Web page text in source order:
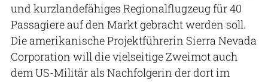
und kurzlandefähiges Regionalflugzeug für 40
Passagiere auf den Markt gebracht werden soll.
Die amerikanische Projektführerin Sierra Nevada
Corporation will die vielseitige Zweimot auch
dem US-Militär als Nachfolgerin der dort im